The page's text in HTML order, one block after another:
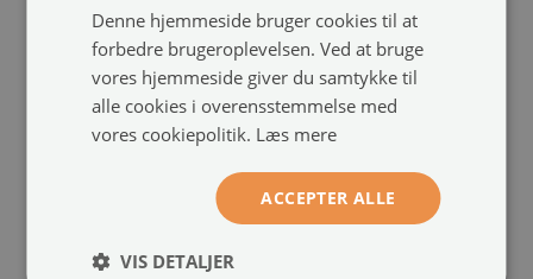
Tæppe badeværelse
størrelse fra: 75x45 cm
Bademåtte
(#dp-38381499)
Denne hjemmeside bruger cookies til at
forbedre brugeroplevelsen. Ved at bruge
vores hjemmeside giver du samtykke til
alle cookies i overensstemmelse med
vores cookiepolitik. Læs mere
ACCEPTER ALLE
VIS DETALJER